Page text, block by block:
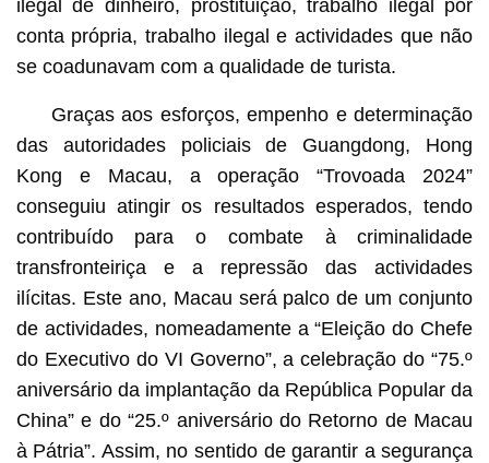
ilegal de dinheiro, prostituição, trabalho ilegal por
conta própria, trabalho ilegal e actividades que não
se coadunavam com a qualidade de turista.
Graças aos esforços, empenho e determinação
das autoridades policiais de Guangdong, Hong
Kong e Macau, a operação “Trovoada 2024”
conseguiu atingir os resultados esperados, tendo
contribuído para o combate à criminalidade
transfronteiriça e a repressão das actividades
ilícitas. Este ano, Macau será palco de um conjunto
de actividades, nomeadamente a “Eleição do Chefe
do Executivo do VI Governo”, a celebração do “75.º
aniversário da implantação da República Popular da
China” e do “25.º aniversário do Retorno de Macau
à Pátria”. Assim, no sentido de garantir a segurança